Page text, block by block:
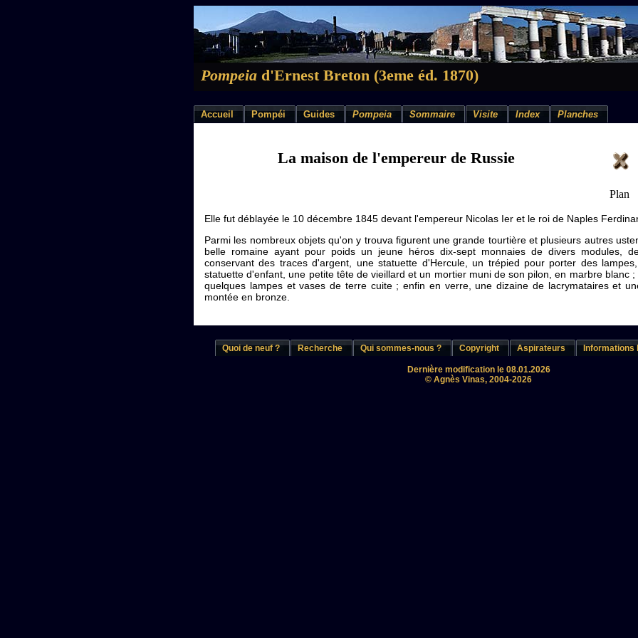
Pompeia d'Ernest Breton (3eme éd. 1870)
Accueil Pompéi Guides Pompeia Sommaire Visite Index Planches
La maison de l'empereur de Russie
Plan
Elle fut déblayée le 10 décembre 1845 devant l'empereur Nicolas Ier et le roi de Naples
Parmi les nombreux objets qu'on y trouva figurent une grande tourtière et plusieurs autres
belle romaine ayant pour poids un jeune héros dix-sept monnaies de divers modules,
conservant des traces d'argent, une statuette d'Hercule, un trépied pour porter des
statuette d'enfant, une petite tête de vieillard et un mortier muni de son pilon, en marbre blanc
quelques lampes et vases de terre cuite ; enfin en verre, une dizaine de lacrymataires et
montée en bronze.
Quoi de neuf ? Recherche Qui sommes-nous ? Copyright Aspirateurs Informations
Dernière modification le 08.01.2026
© Agnès Vinas, 2004-2026